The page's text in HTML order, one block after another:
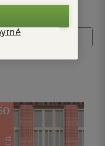
Nedostupné